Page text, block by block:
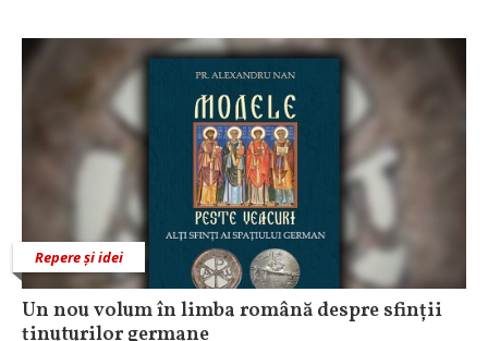
Repere și idei
Un nou volum în limba română despre sfinții
ținuturilor germane